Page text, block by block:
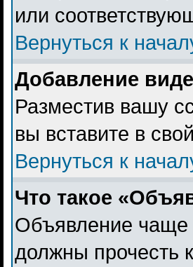
или
Вернуться к
Добавление
Разместив вашу
вы вставите в
Вернуться к
Что такое
Объявление чаще
должны прочесть